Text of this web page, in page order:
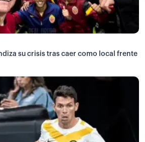
su crisis tras caer como local frente